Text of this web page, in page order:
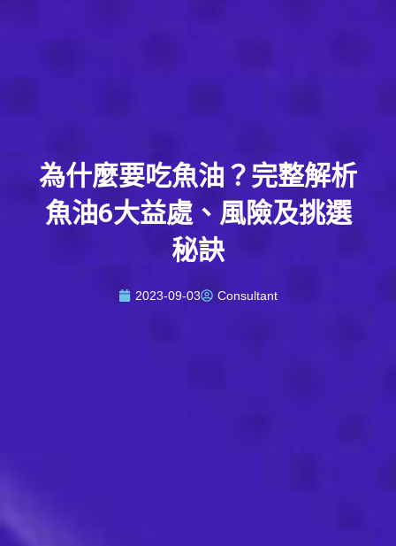
為什麼要吃魚油？完整解析
魚油6大益處、風險及挑選
秘訣
2023-09-03 Consultant